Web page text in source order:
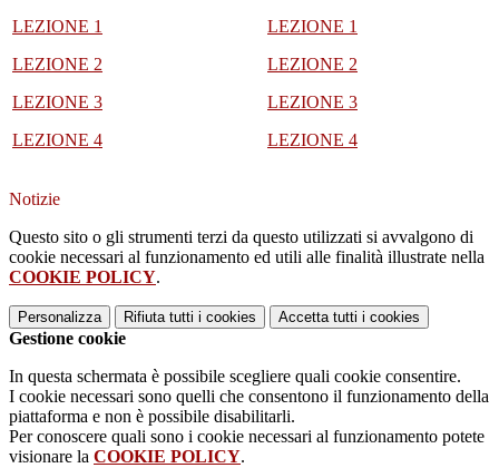
LEZIONE 1
LEZIONE 2
LEZIONE 3
LEZIONE 4
LEZIONE 1
LEZIONE 2
LEZIONE 3
LEZIONE 4
Notizie
Questo sito o gli strumenti terzi da questo utilizzati si avvalgono di
cookie necessari al funzionamento ed utili alle finalità illustrate nella
COOKIE POLICY.
Personalizza Rifiuta tutti i cookies Accetta tutti i cookies
Gestione cookie
In questa schermata è possibile scegliere quali cookie consentire.
I cookie necessari sono quelli che consentono il funzionamento della
piattaforma e non è possibile disabilitarli.
Per conoscere quali sono i cookie necessari al funzionamento potete
visionare la COOKIE POLICY.